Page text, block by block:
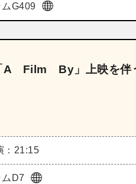
G409
A Film By」上映を伴
：21:15
D7